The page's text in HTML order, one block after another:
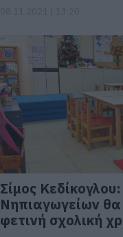
Σίμος
Νηπιαγωγείων θα
φετινή σχολική